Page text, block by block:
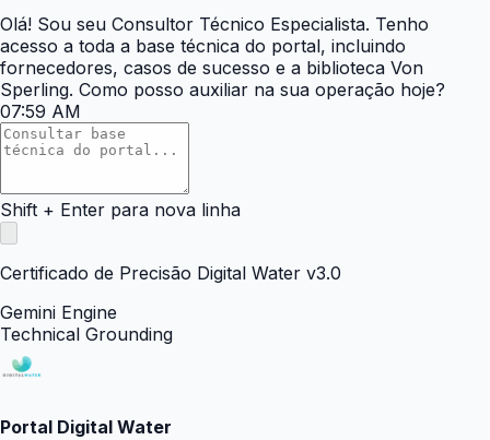
Olá! Sou seu Consultor Técnico Especialista. Tenho
acesso a toda a base técnica do portal, incluindo
fornecedores, casos de sucesso e a biblioteca Von
Sperling. Como posso auxiliar na sua operação hoje?
07:59 AM
Shift + Enter para nova linha
Certificado de Precisão Digital Water v3.0
Gemini Engine
Technical Grounding
Portal Digital Water